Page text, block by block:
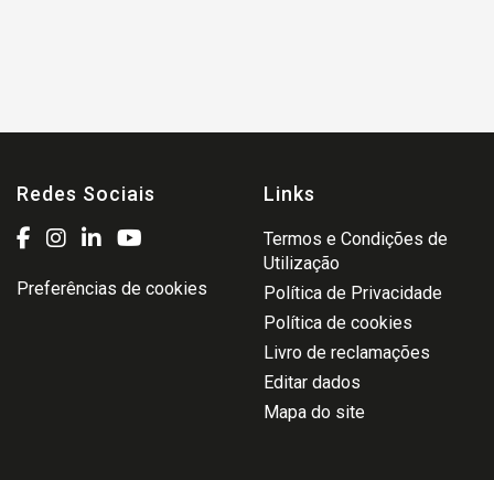
Redes Sociais
Preferências de cookies
Links
Termos e Condições de
Utilização
Política de Privacidade
Política de cookies
Livro de reclamações
Editar dados
Mapa do site